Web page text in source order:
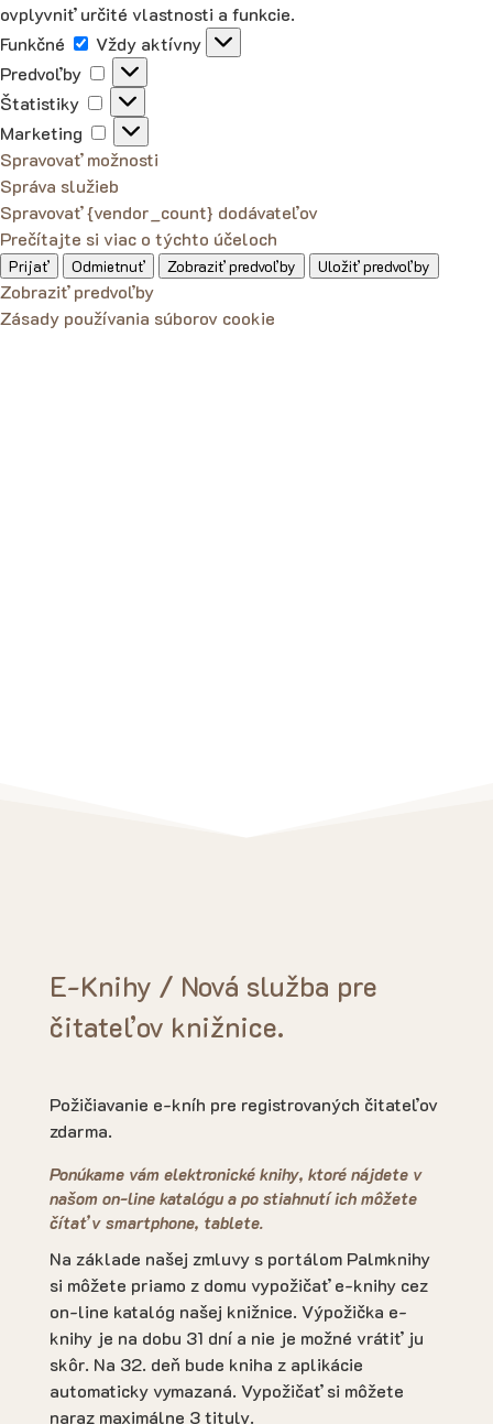
ovplyvniť určité vlastnosti a funkcie.
Funkčné
Funkčné
Vždy aktívny
Predvoľby
Predvoľby
Štatistiky
Štatistiky
Marketing
Marketing
Spravovať možnosti
Správa služieb
Spravovať {vendor_count} dodávateľov
Prečítajte si viac o týchto účeloch
Prijať Odmietnuť Zobraziť predvoľby Uložiť predvoľby
Zobraziť predvoľby
Zásady používania súborov cookie
E-Knihy / Nová služba pre
čitateľov knižnice.
Požičiavanie e-kníh pre registrovaných čitateľov
zdarma.
Ponúkame vám elektronické knihy, ktoré nájdete v
našom on-line katalógua po stiahnutí ich môžete
čítať v smartphone, tablete.
Na základe našej zmluvy s portálom Palmknihy
si môžete priamo z domu vypožičať e-knihy cez
on-line katalóg našej knižnice. Výpožička e-
knihy je na dobu 31 dní a nie je možné vrátiť ju
skôr. Na 32. deň bude kniha z aplikácie
automaticky vymazaná. Vypožičať si môžete
naraz maximálne 3 tituly.